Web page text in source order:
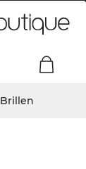
Brillen